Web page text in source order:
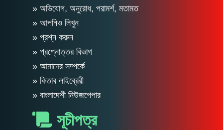
» অভিযোগ, অনুরোধ, পরামর্শ, মতামত
» আপনিও লিখুন
» প্রশ্ন করুন
» প্রশ্নোত্তর বিভাগ
» আমাদের সম্পর্কে
» কিতাব লাইব্রেরী
» বাংলাদেশী নিউজপেপার
সূচীপত্র